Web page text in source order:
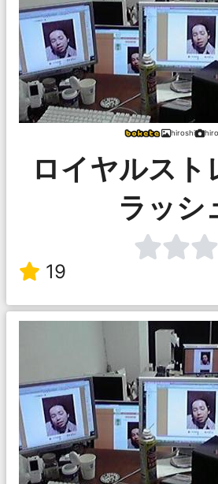
hiroshi
ロイヤルスト
ラッシ
19